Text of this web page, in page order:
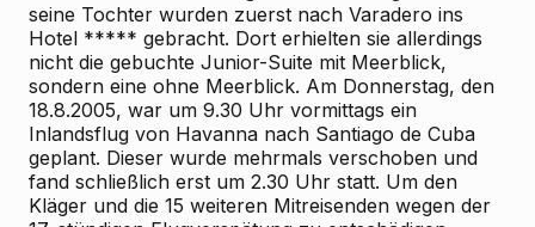
seine Tochter wurden zuerst nach Varadero ins
Hotel ***** gebracht. Dort erhielten sie allerdings
nicht die gebuchte Junior-Suite mit Meerblick,
sondern eine ohne Meerblick. Am Donnerstag, den
18.8.2005, war um 9.30 Uhr vormittags ein
Inlandsflug von Havanna nach Santiago de Cuba
geplant. Dieser wurde mehrmals verschoben und
fand schließlich erst um 2.30 Uhr statt. Um den
Kläger und die 15 weiteren Mitreisenden wegen der